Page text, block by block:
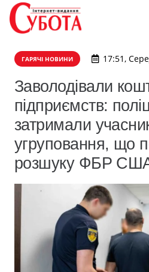
ГАРЯЧІ НОВИНИ 17:51,
Заволодівали
підприємств:
затримали
угруповання, що
розшуку ФБР